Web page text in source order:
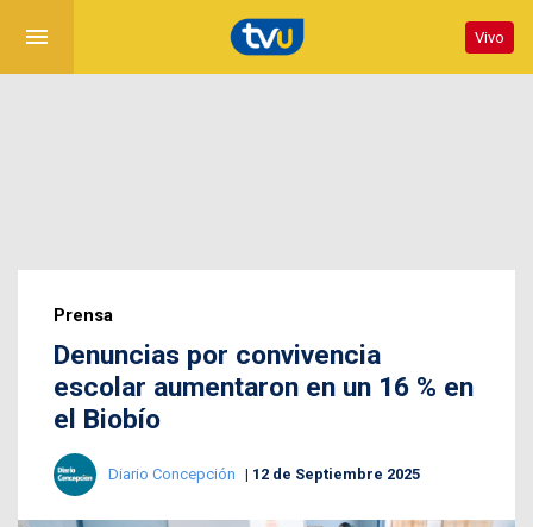
menu Vivo
Prensa
Denuncias por convivencia
escolar aumentaron en un 16 % en
el Biobío
Diario Concepción 12 de Septiembre 2025